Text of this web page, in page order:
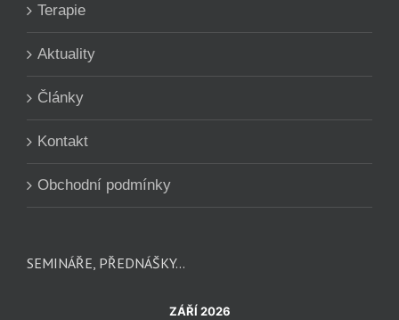
Terapie
Aktuality
Články
Kontakt
Obchodní podmínky
SEMINÁŘE, PŘEDNÁŠKY…
ZÁŘÍ 2026